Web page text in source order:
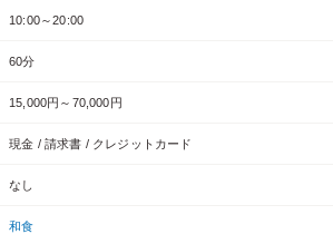
10:00～20:00
60分
15,000円～70,000円
現金 / 請求書 / クレジットカード
なし
和食